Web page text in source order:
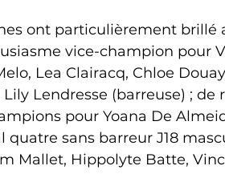
ont particulièrement
vice-champion pour
Lea Clairacq, Chloe
Lily Lendresse (barreuse) ;
pour Yoana De
quatre sans barreur J18
Mallet, Hippolyte Batte,